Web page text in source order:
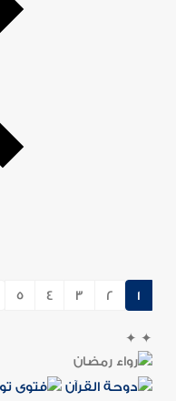
1
2
3
4
5
✦
✦